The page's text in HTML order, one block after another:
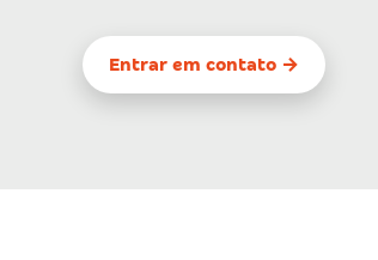
Entrar em contato →